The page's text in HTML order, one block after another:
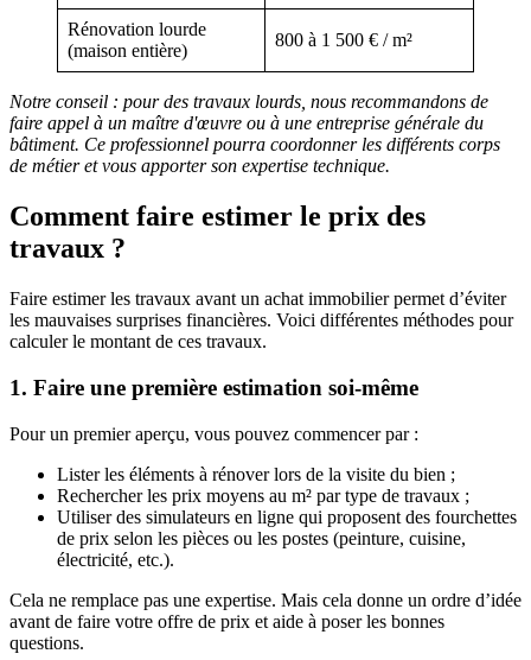
Rénovation lourde
(maison entière)
800 à 1 500 € / m²
Notre conseil : pour des travaux lourds, nous recommandons de
faire appel à un maître d'œuvre ou à une entreprise générale du
bâtiment. Ce professionnel pourra coordonner les différents corps
de métier et vous apporter son expertise technique.
Comment faire estimer le prix des
travaux ?
Faire estimer les travaux avant un achat immobilier permet d’éviter
les mauvaises surprises financières. Voici différentes méthodes pour
calculer le montant de ces travaux.
1. Faire une première estimation soi-même
Pour un premier aperçu, vous pouvez commencer par :
Lister les éléments à rénover lors de la visite du bien ;
Rechercher les prix moyens au m² par type de travaux ;
Utiliser des simulateurs en ligne qui proposent des fourchettes
de prix selon les pièces ou les postes (peinture, cuisine,
électricité, etc.).
Cela ne remplace pas une expertise. Mais cela donne un ordre d’idée
avant de faire votre offre de prix et aide à poser les bonnes
questions.